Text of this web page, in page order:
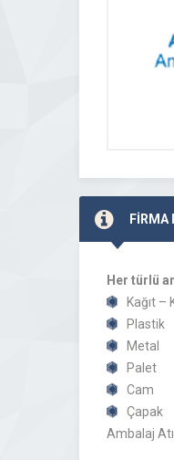
FİRMA
Her türlü
Kağıt –
Plastik
Metal
Palet
Cam
Çapak
Ambalaj